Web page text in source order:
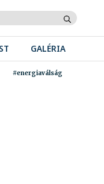
GALÉRIA
#energiaválság